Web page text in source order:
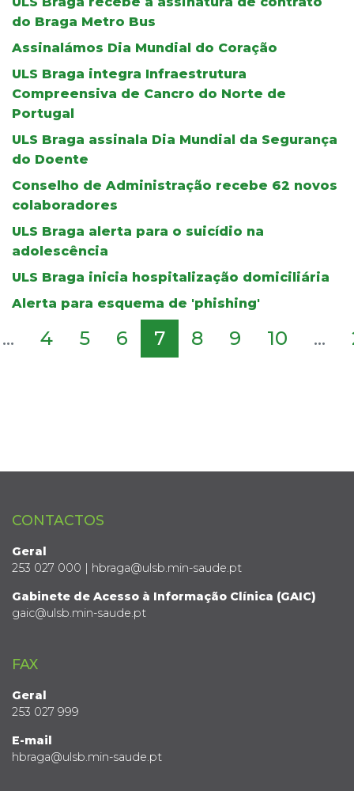
do Braga Metro Bus
Assinalámos Dia Mundial do Coração
ULS Braga integra Infraestrutura
Compreensiva de Cancro do Norte de
Portugal
ULS Braga assinala Dia Mundial da Segurança
do Doente
Conselho de Administração recebe 62 novos
colaboradores
ULS Braga alerta para o suicídio na
adolescência
ULS Braga inicia hospitalização domiciliária
Alerta para esquema de 'phishing'
... 4 5 6 7 8 9 10 ...
CONTACTOS
Geral
253 027 000 | hbraga@ulsb.min-saude.pt
Gabinete de Acesso à Informação Clínica (GAIC)
gaic@ulsb.min-saude.pt
FAX
Geral
253 027 999
E-mail
hbraga@ulsb.min-saude.pt